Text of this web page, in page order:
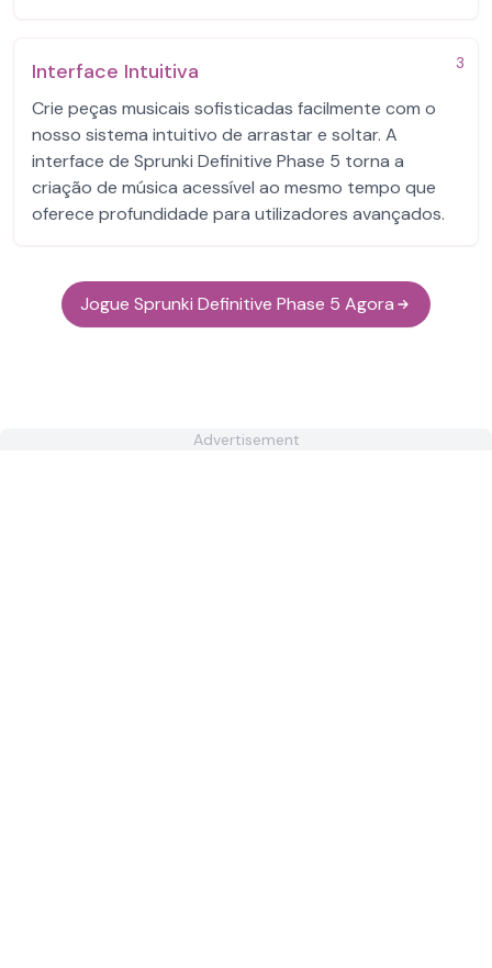
3
Interface Intuitiva
Crie peças musicais sofisticadas facilmente com o
nosso sistema intuitivo de arrastar e soltar. A
interface de Sprunki Definitive Phase 5 torna a
criação de música acessível ao mesmo tempo que
oferece profundidade para utilizadores avançados.
Jogue Sprunki Definitive Phase 5 Agora
Advertisement